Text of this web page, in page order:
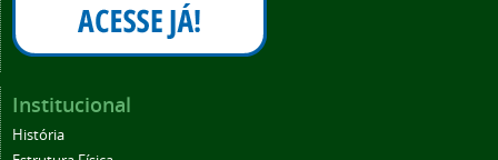
Institucional
História